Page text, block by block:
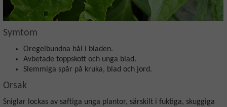
Symtom
Oregelbundna hål i bladen.
Avbetade toppskott och unga blad.
Slemmiga spår på kruka, blad och jord.
Orsak
Sniglar lockas av saftiga unga plantor, särskilt i fuktiga, skuggiga